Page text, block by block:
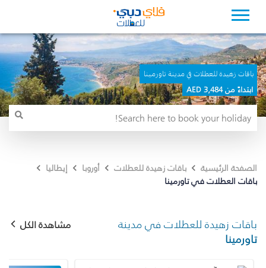
باقات زهيدة للعطلات في مدينة تاورمينا
ابتداءً من 3,484 AED
الصفحة الرئيسية باقات زهيدة للعطلات أوروبا
إيطاليا
باقات العطلات في تاورمينا
باقات زهيدة للعطلات في مدينة
تاورمينا
مشاهدة الكل